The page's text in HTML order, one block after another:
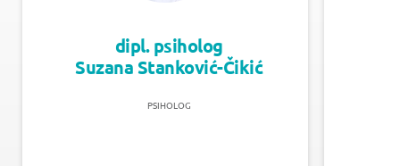
dipl. psiholog
Suzana Stanković-Čikić
PSIHOLOG